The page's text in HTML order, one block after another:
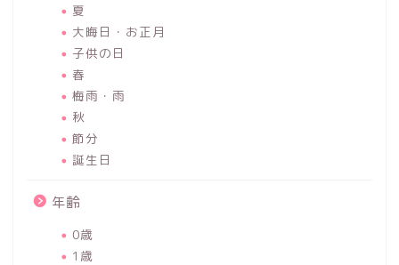
夏
大晦日・お正月
子供の日
春
梅雨・雨
秋
節分
誕生日
年齢
0歳
1歳